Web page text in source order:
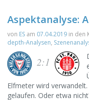
Aspektanalyse:
von ES am 07.04.2019 in den
depth-Analysen,
2:1
Elfmeter wird
gelaufen. Oder etwa